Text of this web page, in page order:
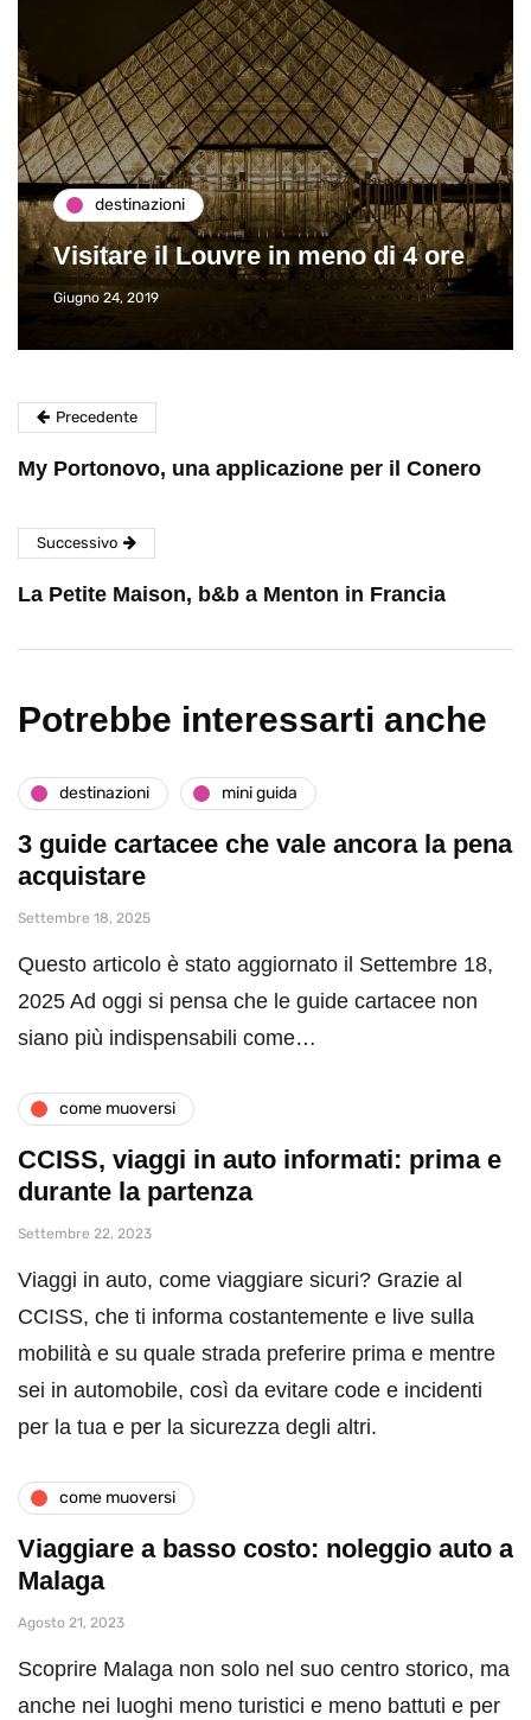
destinazioni
Visitare il Louvre in meno di 4 ore
Giugno 24, 2019
Precedente
My Portonovo, una applicazione per il Conero
Successivo
La Petite Maison, b&b a Menton in Francia
Potrebbe interessarti anche
destinazioni mini guida
3 guide cartacee che vale ancora la pena
acquistare
Settembre 18, 2025
Questo articolo è stato aggiornato il Settembre 18,
2025 Ad oggi si pensa che le guide cartacee non
siano più indispensabili come…
come muoversi
CCISS, viaggi in auto informati: prima e
durante la partenza
Settembre 22, 2023
Viaggi in auto, come viaggiare sicuri? Grazie al
CCISS, che ti informa costantemente e live sulla
mobilità e su quale strada preferire prima e mentre
sei in automobile, così da evitare code e incidenti
per la tua e per la sicurezza degli altri.
come muoversi
Viaggiare a basso costo: noleggio auto a
Malaga
Agosto 21, 2023
Scoprire Malaga non solo nel suo centro storico, ma
anche nei luoghi meno turistici e meno battuti e per